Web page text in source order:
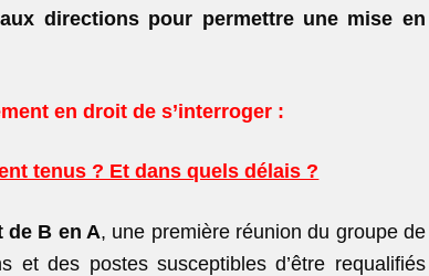
directions pour permettre une mise en
en droit de s’interroger :
tenus ? Et dans quels délais ?
de B en A, une première réunion du groupe de
et des postes susceptibles d’être requalifiés